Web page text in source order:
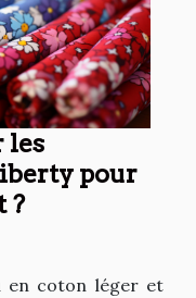
les
pour
?
en coton léger et